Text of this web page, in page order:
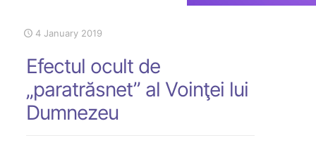
4 January 2019
Efectul ocult de
„paratrăsnet” al Voinţei lui
Dumnezeu